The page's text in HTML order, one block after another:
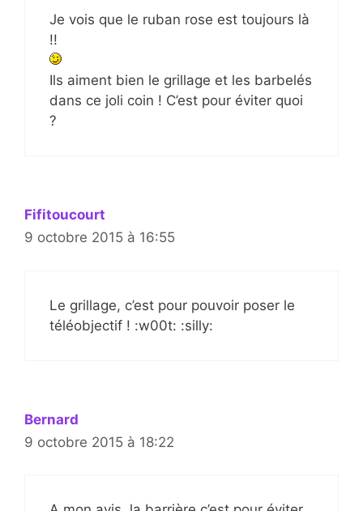
Je vois que le ruban rose est toujours là
!!
Ils aiment bien le grillage et les barbelés
dans ce joli coin ! C’est pour éviter quoi
?
Fifitoucourt
9 octobre 2015 à 16:55
Le grillage, c’est pour pouvoir poser le
téléobjectif ! :w00t: :silly:
Bernard
9 octobre 2015 à 18:22